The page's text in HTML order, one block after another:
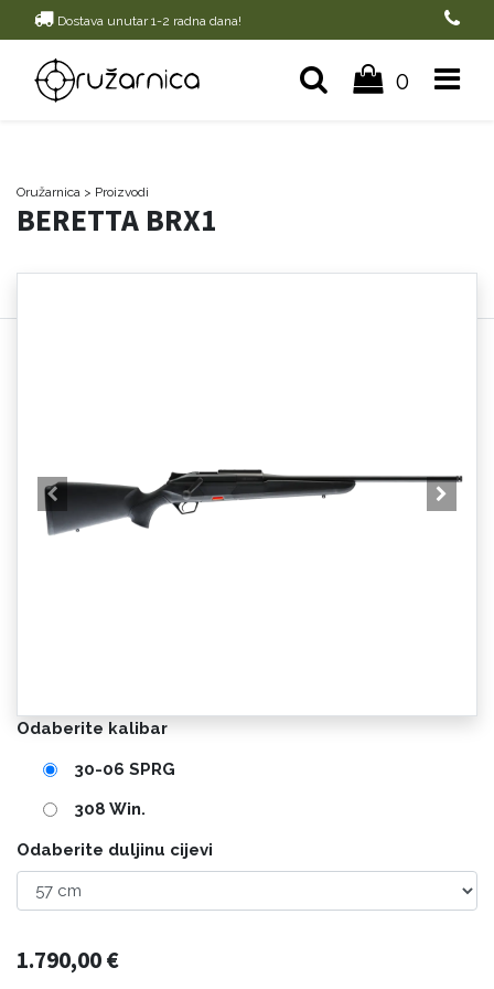
Dostava unutar 1-2 radna dana!
0
Oružarnica > Proizvodi
BERETTA BRX1
Odaberite kalibar
30-06 SPRG
308 Win.
Odaberite duljinu cijevi
1.790,00€